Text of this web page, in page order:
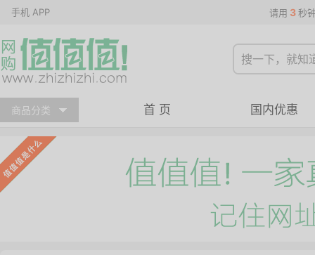
手机 APP 请用 3 秒
商品分类 首 页 国内优惠